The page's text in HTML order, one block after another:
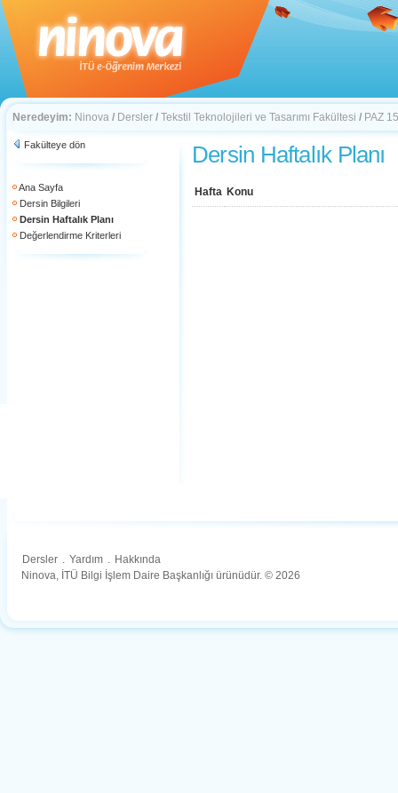
Neredeyim: Ninova / Dersler / Tekstil Teknolojileri ve Tasarımı Fakültesi / PAZ
Fakülteye dön
Ana Sayfa
Dersin Bilgileri
Dersin Haftalık Planı
Değerlendirme Kriterleri
Dersin Haftalık Planı
Hafta Konu
Dersler . Yardım . Hakkında
Ninova, İTÜ Bilgi İşlem Daire Başkanlığı ürünüdür. © 2026